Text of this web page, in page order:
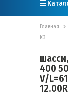
Главная
К3
400
V/